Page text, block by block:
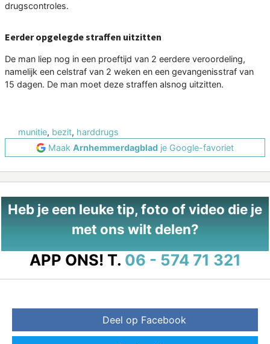
drugscontroles.
Eerder opgelegde straffen uitzitten
De man liep nog in een proeftijd van 2 eerdere veroordeling,
namelijk een celstraf van 2 weken en een gevangenisstraf van
15 dagen. De man moet deze straffen alsnog uitzitten.
munitie, bezit, harddrugs
Maak Arnhemmerdagblad je Google-favoriet
Heb je een leuke tip, foto of video die je
met ons wilt delen?
APP ONS! T. 06 - 574 71 321
Deel op Facebook